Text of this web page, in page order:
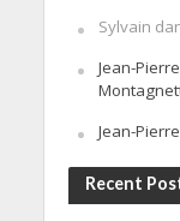
Sylvain
Jean-Pierre
Jean-Pierre
Recent